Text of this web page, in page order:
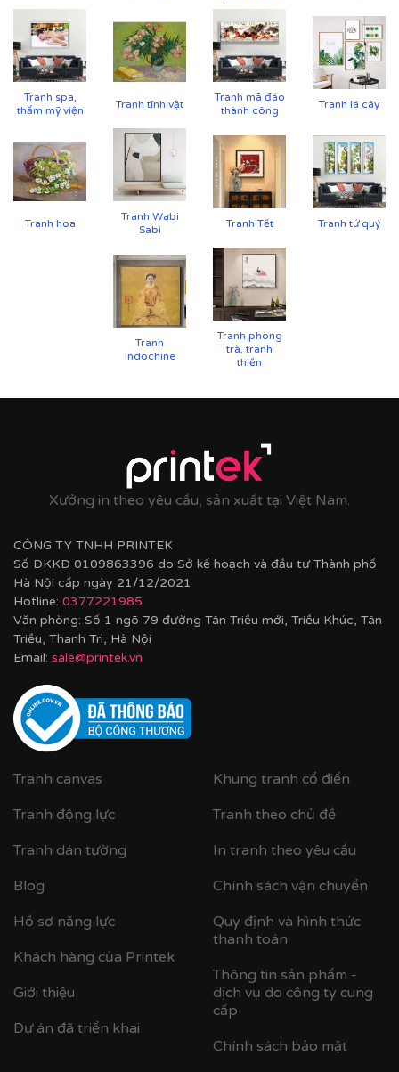
Cận cảnh tranh in trên chất liệu canvas công nghệ in
Chất liệu khung bền bỉ
Tranh được căng lên khung thông đã qua xử lý
Cận cảnh khung nhựa composite bản khung nhỏ
Tranh spa,
thẩm mỹ viện
Tranh tĩnh vật
Tranh mã đáo
thành công
Tranh lá cây
Tranh hoa
Tranh Wabi
Sabi
Tranh Tết Tranh tứ quý
Tranh
Indochine
Tranh phòng
trà, tranh
thiền
Xưởng in theo yêu cầu, sản xuất tại Việt Nam.
CÔNG TY TNHH PRINTEK
Số DKKD 0109863396 do Sở kế hoạch và đầu tư Thành phố
Hà Nội cấp ngày 21/12/2021
Hotline: 0377221985
Văn phòng: Số 1 ngõ 79 đường Tân Triều mới, Triều Khúc, Tân
Triều, Thanh Trì, Hà Nội
Email: sale@printek.vn
Tranh canvas
Tranh động lực
Tranh dán tường
Blog
Hồ sơ năng lực
Khách hàng của Printek
Giới thiệu
Dự án đã triển khai
Khung tranh cổ điển
Tranh theo chủ đề
In tranh theo yêu cầu
Chính sách vận chuyển
Quy định và hình thức
thanh toán
Thông tin sản phẩm -
dịch vụ do công ty cung
cấp
Chính sách bảo mật